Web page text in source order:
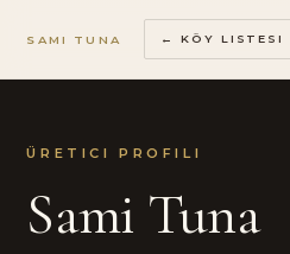
SAMI TUNA ← KÖY LISTESI
ÜRETICI PROFILI
Sami Tuna